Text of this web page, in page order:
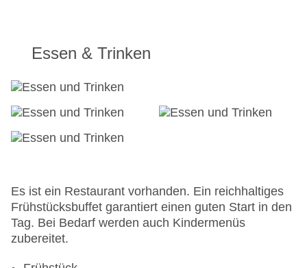
Gesamtanzahl der Stockwerke: 5
Gesamtanzahl der Zimmer: 15
Mastercard, Visa
Landeskategorie: 4 Sterne
Essen & Trinken
Es ist ein Restaurant vorhanden. Ein reichhaltiges
Frühstücksbuffet garantiert einen guten Start in den
Tag. Bei Bedarf werden auch Kindermenüs
zubereitet.